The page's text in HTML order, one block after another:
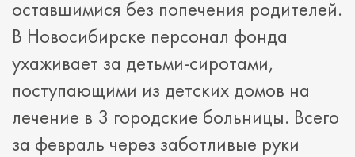
оставшимися без попечения родителей.
В Новосибирске персонал фонда
ухаживает за детьми-сиротами,
поступающими из детских домов на
лечение в 3 городские больницы. Всего
за февраль через заботливые руки